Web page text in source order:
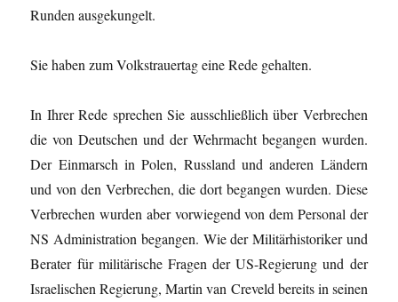
Runden ausgekungelt.
Sie haben zum Volkstrauertag eine Rede gehalten.
In Ihrer Rede sprechen Sie ausschließlich über Verbrechen
die von Deutschen und der Wehrmacht begangen wurden.
Der Einmarsch in Polen, Russland und anderen Ländern
und von den Verbrechen, die dort begangen wurden. Diese
Verbrechen wurden aber vorwiegend von dem Personal der
NS Administration begangen. Wie der Militärhistoriker und
Berater für militärische Fragen der US-Regierung und der
Israelischen Regierung, Martin van Creveld bereits in seinen